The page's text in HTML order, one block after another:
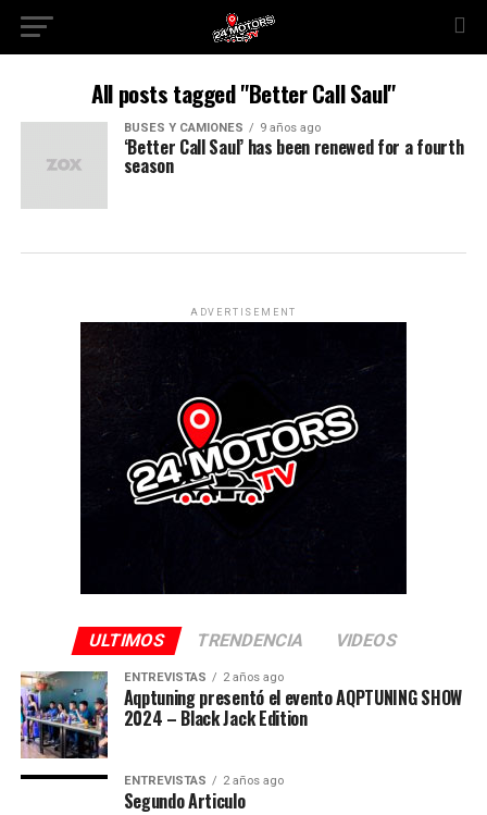
All posts tagged "Better Call Saul"
BUSES Y CAMIONES 9 años ago
‘Better Call Saul’ has been renewed for a fourth
season
ADVERTISEMENT
ULTIMOS TRENDENCIA VIDEOS
ENTREVISTAS 2 años ago
Aqptuning presentó el evento AQPTUNING SHOW
2024 – Black Jack Edition
ENTREVISTAS 2 años ago
Segundo Articulo